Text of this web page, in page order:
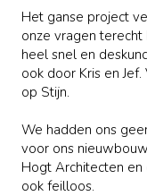
Het ganse project
onze vragen
heel snel en
ook door Kris en
op Stijn.
We hadden ons
voor ons
Hogt Architecten en
ook feilloos.